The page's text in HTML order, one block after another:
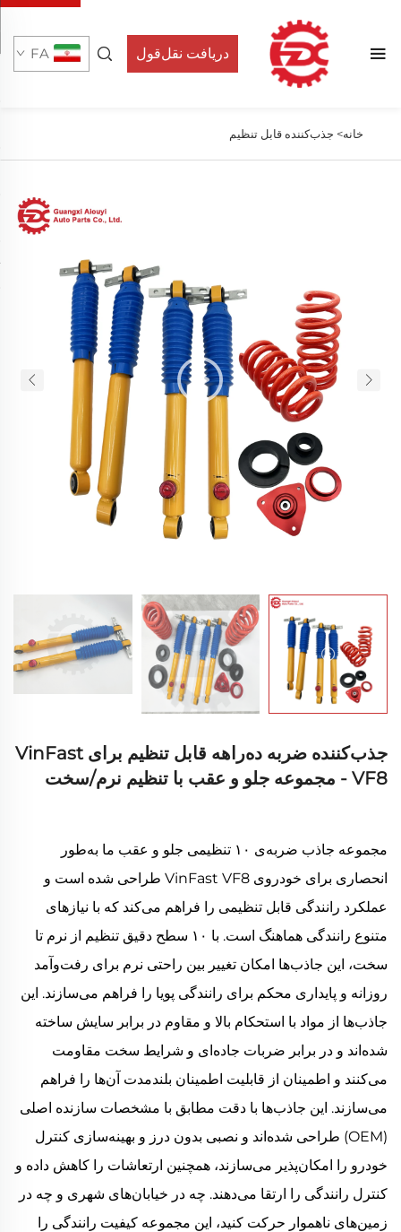
دریافت نقل‌قول FA
خانه> جذب‌کننده قابل تنظیم
جذب‌کننده ضربه ده‌راهه قابل تنظیم برای VinFast
VF8 - مجموعه جلو و عقب با تنظیم نرم/سخت
مجموعه جاذب ضربه‌ی ۱۰ تنظیمی جلو و عقب ما به‌طور
انحصاری برای خودروی VinFast VF8 طراحی شده است و
عملکرد رانندگی قابل تنظیمی را فراهم می‌کند که با نیازهای
متنوع رانندگی هماهنگ است. با ۱۰ سطح دقیق تنظیم از نرم تا
سخت، این جاذب‌ها امکان تغییر بین راحتی نرم برای رفت‌وآمد
روزانه و پایداری محکم برای رانندگی پویا را فراهم می‌سازند. این
جاذب‌ها از مواد با استحکام بالا و مقاوم در برابر سایش ساخته
شده‌اند و در برابر ضربات جاده‌ای و شرایط سخت مقاومت
می‌کنند و اطمینان از قابلیت اطمینان بلندمدت آن‌ها را فراهم
می‌سازند. این جاذب‌ها با دقت مطابق با مشخصات سازنده اصلی
(OEM) طراحی شده‌اند و نصبی بدون درز و بهینه‌سازی کنترل
خودرو را امکان‌پذیر می‌سازند، همچنین ارتعاشات را کاهش داده و
کنترل رانندگی را ارتقا می‌دهند. چه در خیابان‌های شهری و چه در
زمین‌های ناهموار حرکت کنید، این مجموعه کیفیت رانندگی را